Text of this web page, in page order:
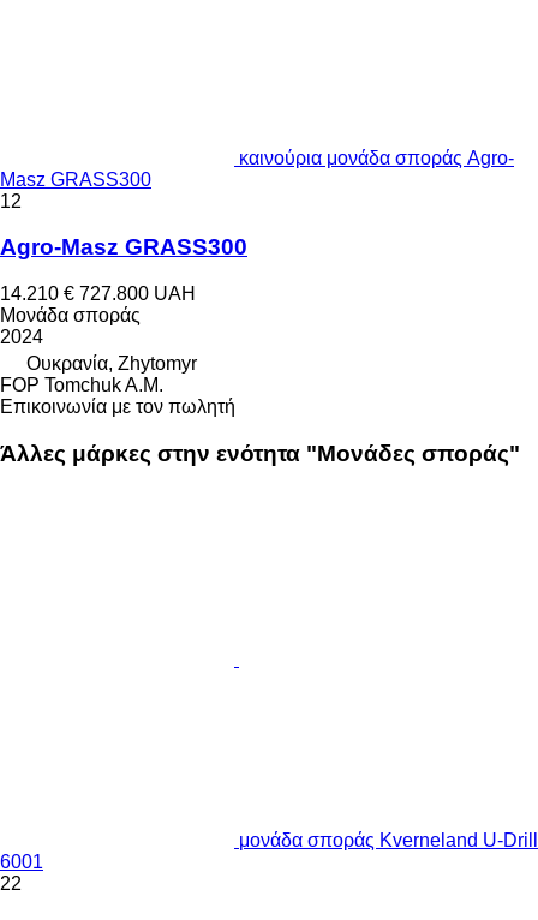
καινούρια μονάδα σποράς Agro-
Masz GRASS300
12
Agro-Masz GRASS300
14.210 € 727.800 UAH
Μονάδα σποράς
2024
Ουκρανία, Zhytomyr
FOP Tomchuk A.M.
Επικοινωνία με τον πωλητή
Άλλες μάρκες στην ενότητα "Μονάδες σποράς"
μονάδα σποράς Kverneland U-Drill
6001
22